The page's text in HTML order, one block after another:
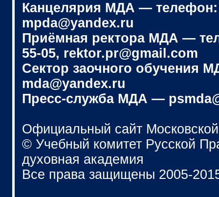
Канцелярия МДА — телефон:
mpda@yandex.ru
Приёмная ректора МДА —
55-05, rektor.pr@gmail.com
Сектор заочного обучения
mda@yandex.ru
Пресс-служба МДА —
Официальный сайт
© Учебный комитет Русской
духовная академия
Все права защищены 2005-